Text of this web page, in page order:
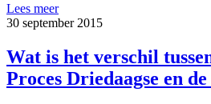
Lees meer
30 september 2015
Wat is het verschil
Proces Driedaagse en